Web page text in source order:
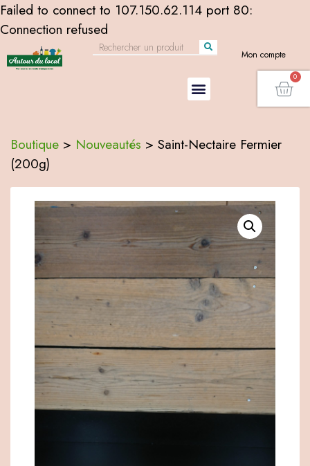
Failed to connect to 107.150.62.114 port 80:
Connection refused
Mon compte
Boutique > Nouveautés > Saint-Nectaire Fermier
(200g)